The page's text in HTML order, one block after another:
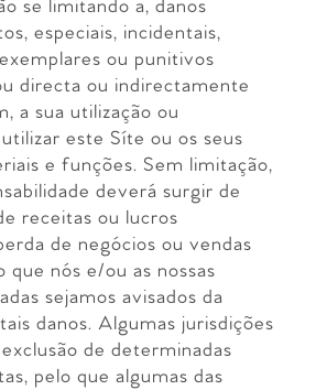
se limitando a, danos
especiais, incidentais,
ou punitivos
directa ou indirectamente
a sua utilização ou
este Síte ou os seus
e funções. Sem limitação,
deverá surgir de
receitas ou lucros
de negócios ou vendas
que nós e/ou as nossas
sejamos avisados da
danos. Algumas jurisdições
de determinadas
pelo que algumas das